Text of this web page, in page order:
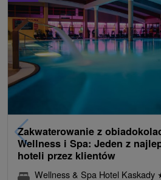
Zakwaterowanie z
Wellness i Spa: Jeden z
hoteli przez klientów
Wellness & Spa Hotel Kaskady